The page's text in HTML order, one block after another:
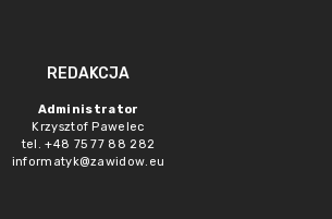
REDAKCJA
Administrator
Krzysztof Pawelec
tel. +48 75 77 88 282
informatyk@zawidow.eu